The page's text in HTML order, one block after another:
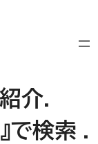
介.
で検索 .